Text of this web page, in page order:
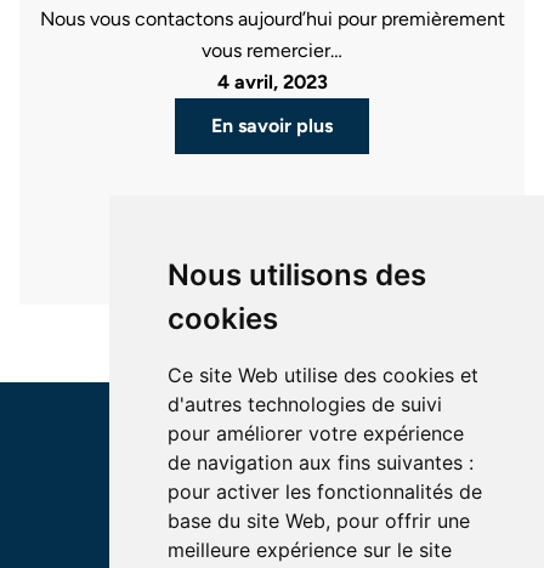
Nous utilisons des
cookies
Ce site Web utilise des cookies et
d'autres technologies de suivi
pour améliorer votre expérience
de navigation aux fins suivantes :
pour activer les fonctionnalités de
base du site Web, pour offrir une
meilleure expérience sur le site
Nous vous contactons aujourd’hui pour premièrement
vous remercier…
4 avril, 2023
En savoir plus
INSTITUTION ROYALE